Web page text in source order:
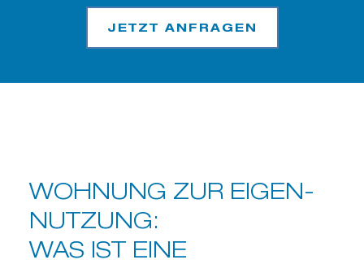
JETZT ANFRAGEN
WOHNUNG ZUR EIGEN­
NUTZUNG:
WAS IST EINE